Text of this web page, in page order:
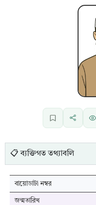
📋 ব্যক্তিগত তথ্যাবলি
বায়োডাটা নম্বর
জন্মতারিখ